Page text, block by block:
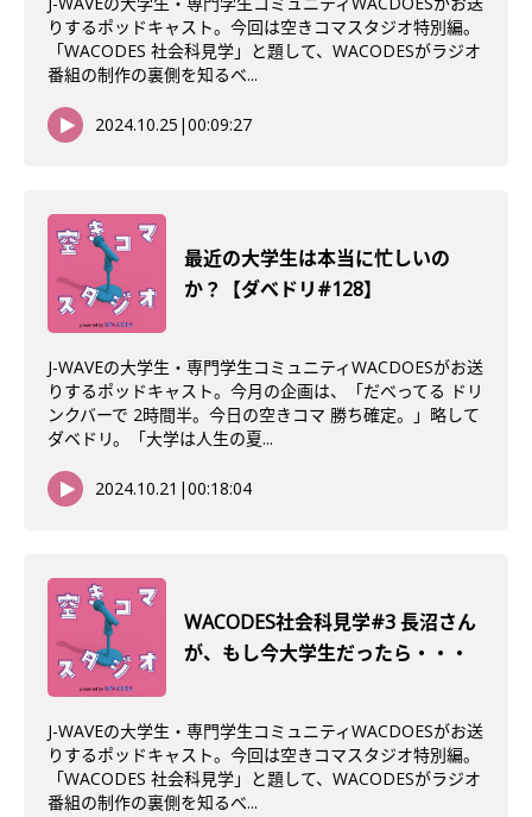
りするポッドキャスト。今回は空きコマスタジオ特別編。
「WACODES 社会科見学」と題して、WACODESがラジオ
番組の制作の裏側を知るべ...
2024.10.25 |00:09:27
最近の大学生は本当に忙しいの
か？【ダべドリ#128】
J-WAVEの大学生・専門学生コミュニティWACDOESがお送
りするポッドキャスト。今月の企画は、「だべってる ドリ
ンクバーで 2時間半。今日の空きコマ 勝ち確定。」略して
ダベドリ。「大学は人生の夏...
2024.10.21 |00:18:04
WACODES社会科見学#3 長沼さん
が、もし今大学生だったら・・・
J-WAVEの大学生・専門学生コミュニティWACDOESがお送
りするポッドキャスト。今回は空きコマスタジオ特別編。
「WACODES 社会科見学」と題して、WACODESがラジオ
番組の制作の裏側を知るべ...